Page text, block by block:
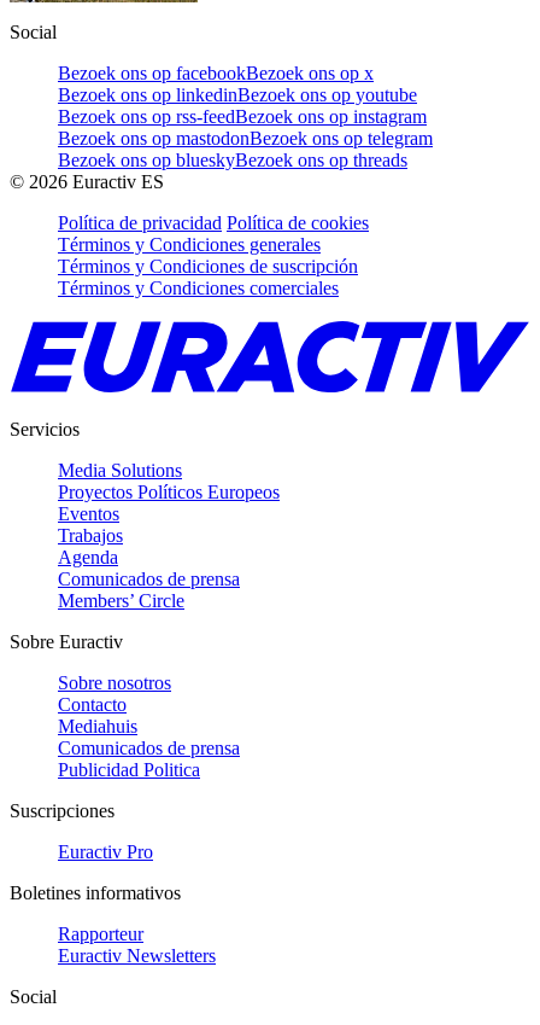
Social
Bezoek ons op facebookBezoek ons op x
Bezoek ons op linkedinBezoek ons op youtube
Bezoek ons op rss-feedBezoek ons op instagram
Bezoek ons op mastodonBezoek ons op telegram
Bezoek ons op blueskyBezoek ons op threads
© 2026 Euractiv ES
Política de privacidad Política de cookies
Términos y Condiciones generales
Términos y Condiciones de suscripción
Términos y Condiciones comerciales
Servicios
Media Solutions
Proyectos Políticos Europeos
Eventos
Trabajos
Agenda
Comunicados de prensa
Members’ Circle
Sobre Euractiv
Sobre nosotros
Contacto
Mediahuis
Comunicados de prensa
Publicidad Politica
Suscripciones
Euractiv Pro
Boletines informativos
Rapporteur
Euractiv Newsletters
Social